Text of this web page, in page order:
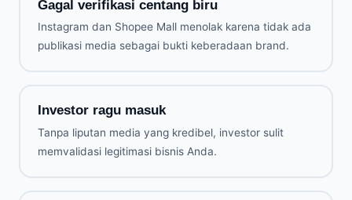
Gagal verifikasi centang biru
Instagram dan Shopee Mall menolak karena tidak ada
publikasi media sebagai bukti keberadaan brand.
Investor ragu masuk
Tanpa liputan media yang kredibel, investor sulit
memvalidasi legitimasi bisnis Anda.